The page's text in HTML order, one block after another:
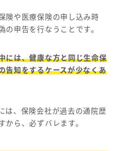
険や医療保険の申し込み時
の申告を行なうことです。
には、健康な方と同じ生命保
告知をするケースが少なくあ
は、保険会社が過去の通院歴
から、必ずバレます。